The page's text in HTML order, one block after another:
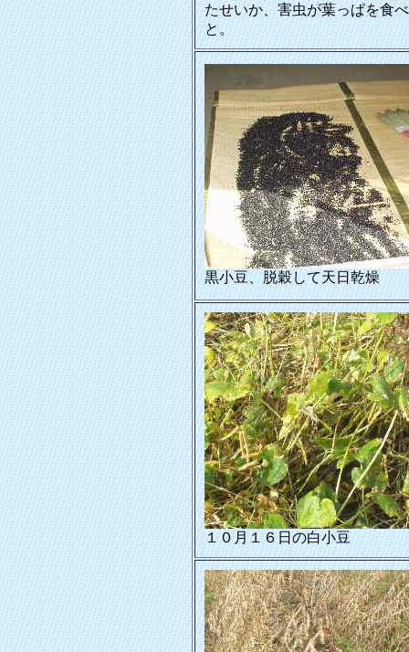
たせいか、害虫が葉っぱを食
と。
黒小豆、脱穀して天日乾燥
１０月１６日の白小豆